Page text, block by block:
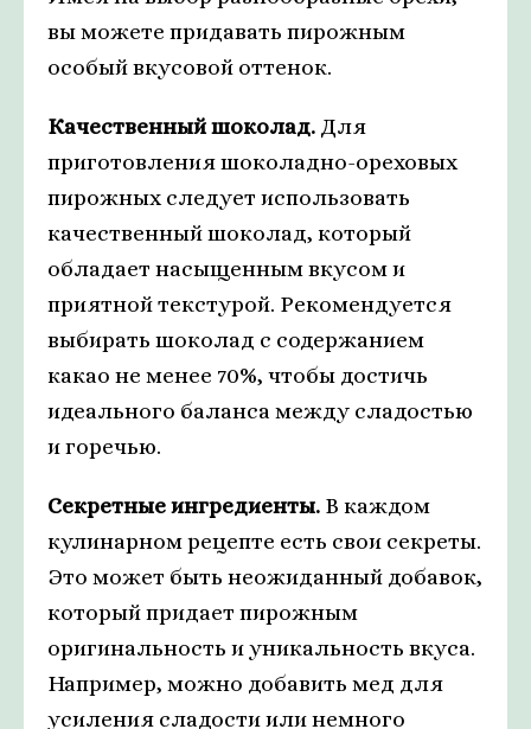
вы можете придавать пирожным
особый вкусовой оттенок.
Качественный шоколад. Для
приготовления шоколадно-ореховых
пирожных следует использовать
качественный шоколад, который
обладает насыщенным вкусом и
приятной текстурой. Рекомендуется
выбирать шоколад с содержанием
какао не менее 70%, чтобы достичь
идеального баланса между сладостью
и горечью.
Секретные ингредиенты. В каждом
кулинарном рецепте есть свои секреты.
Это может быть неожиданный добавок,
который придает пирожным
оригинальность и уникальность вкуса.
Например, можно добавить мед для
усиления сладости или немного